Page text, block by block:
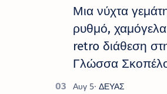
πρόγραμμα εκδ…
Μια νύχτα
ρυθμό, χαμόγελα
retro διάθεση
Γλώσσα